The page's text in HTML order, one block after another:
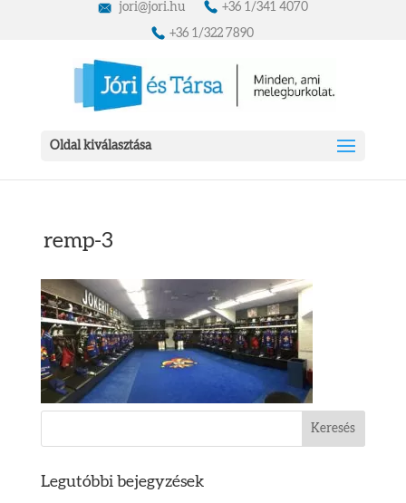
jori@jori.hu +36 1/341 4070
+36 1/322 7890
Oldal kiválasztása
remp-3
Legutóbbi bejegyzések